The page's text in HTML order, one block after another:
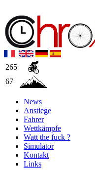
265
67
News
Anstiege
Fahrer
Wettkämpfe
Watt the fuck ?
Simulator
Kontakt
Links